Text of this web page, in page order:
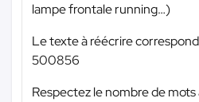
lampe frontale running…)
Le texte à réécrire
500856
Respectez le nombre de mots